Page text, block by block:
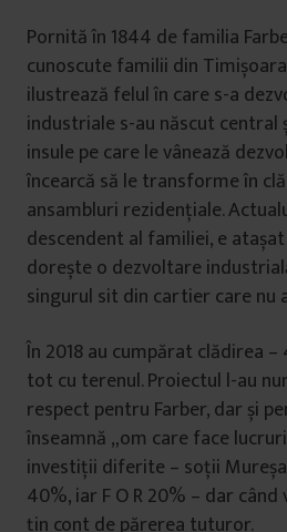
Pornită în 1844 de familia
cunoscute familii din
ilustrează felul în care s-a
industriale s-au născut central
insule pe care le vânează
încearcă să le transforme în
ansambluri rezidențiale.
descendent al familiei, e
dorește o dezvoltare
singurul sit din cartier care nu
În 2018 au cumpărat clădirea
tot cu terenul. Proiectul l-au
respect pentru Farber, dar și
înseamnă „om care face
investiții diferite – soții
40%, iar F O R 20% – dar
țin cont de părerea tuturor.